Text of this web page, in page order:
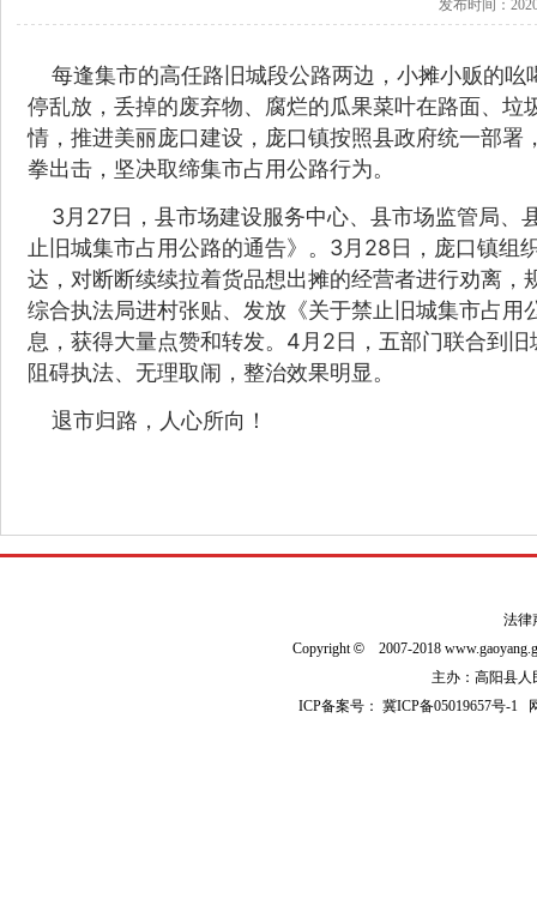
发布时间：
每逢集市的高任路旧城段公路两边，小摊小贩的吆
停乱放，丢掉的废弃物、腐烂的瓜果菜叶在路面、
情，推进美丽庞口建设，庞口镇按照县政府统一部
拳出击，坚决取缔集市占用公路行为。
3月27日，县市场建设服务中心、县市场监管局、
止旧城集市占用公路的通告》。3月28日，庞口镇组
达，对断断续续拉着货品想出摊的经营者进行劝离
综合执法局进村张贴、发放《关于禁止旧城集市占
息，获得大量点赞和转发。4月2日，五部门联合到
阻碍执法、无理取闹，整治效果明显。
退市归路，人心所向！
法律
Copyright© 2007-2018
主办：高阳县人
ICP备案号：冀ICP备05019657号-1